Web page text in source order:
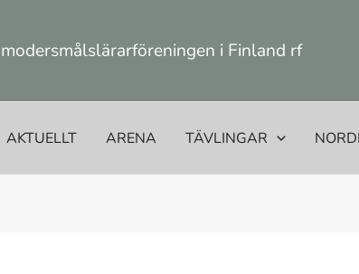
i Finland rf
AKTUELLT ARENA TÄVLINGAR